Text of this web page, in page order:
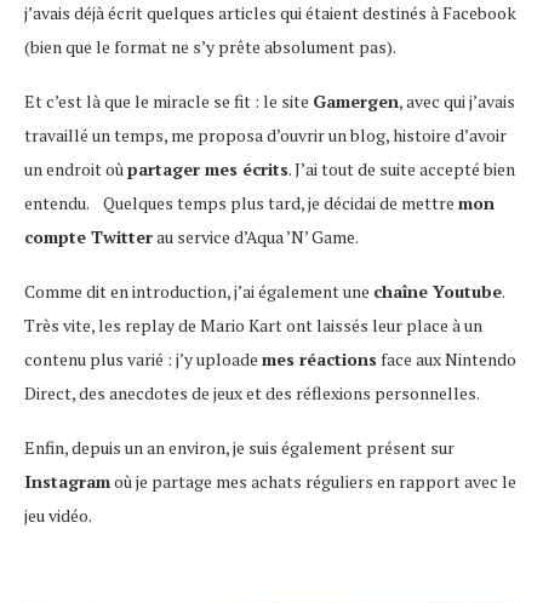
j’avais déjà écrit quelques articles qui étaient destinés à Facebook
(bien que le format ne s’y prête absolument pas).
Et c’est là que le miracle se fit : le site Gamergen, avec qui j’avais
travaillé un temps, me proposa d’ouvrir un blog, histoire d’avoir
un endroit oùpartager mes écrits. J’ai tout de suite accepté bien
entendu. Quelques temps plus tard, je décidai de mettre mon
compte Twitterau service d’Aqua ’N’ Game.
Comme dit en introduction, j’ai également une chaîne Youtube.
Très vite, les replay de Mario Kart ont laissés leur place à un
contenu plus varié : j’y uploade mes réactions face aux Nintendo
Direct, des anecdotes de jeux et des réflexions personnelles.
Enfin, depuis un an environ, je suis également présent sur
Instagramoù je partage mes achats réguliers en rapport avec le
jeu vidéo.